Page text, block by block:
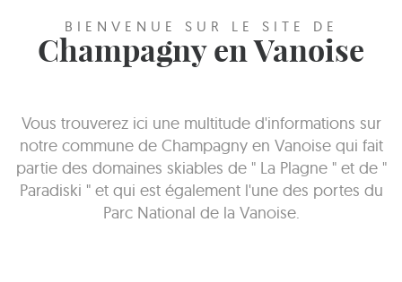
BIENVENUE SUR LE SITE DE
Champagny en Vanoise
Vous trouverez ici une multitude d'informations sur
notre commune de Champagny en Vanoise qui fait
partie des domaines skiables de " La Plagne " et de "
Paradiski " et qui est également l'une des portes du
Parc National de la Vanoise.